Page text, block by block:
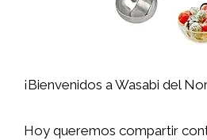
¡Bienvenidos a Wasabi del
Hoy queremos compartir